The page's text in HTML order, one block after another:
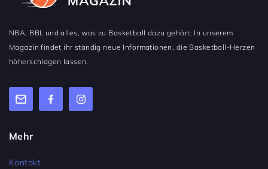
NBA, BBL und alles, was zu Basketball dazu gehört: In unserem
Magazin findet ihr ständig neue Informationen, die Basketball-Herzen
höherschlagen lassen.
Mehr
Kontakt